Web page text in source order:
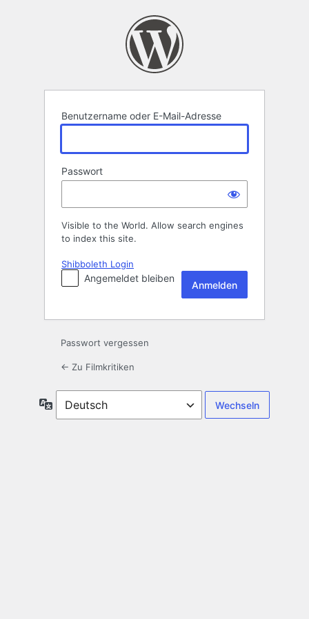
Benutzername oder E-Mail-Adresse
Passwort
Visible to the World. Allow search engines
to index this site.
Shibboleth Login
Angemeldet bleiben
Passwort vergessen
← Zu Filmkritiken
Sprache